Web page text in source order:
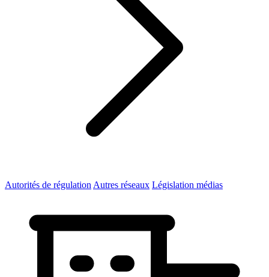
Autorités de régulation Autres réseaux Législation médias